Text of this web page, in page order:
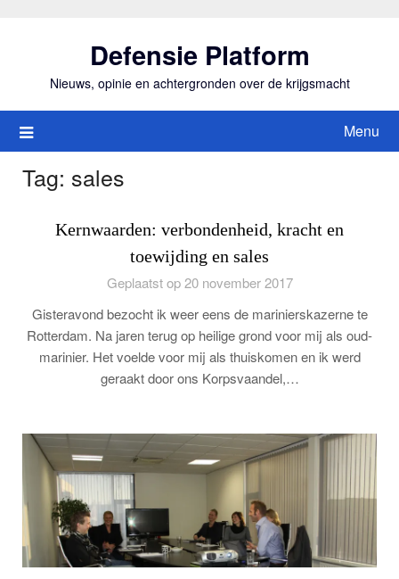
Defensie Platform
Nieuws, opinie en achtergronden over de krijgsmacht
Menu
Tag: sales
Kernwaarden: verbondenheid, kracht en
toewijding en sales
Geplaatst op 20 november 2017
Gisteravond bezocht ik weer eens de marinierskazerne te
Rotterdam. Na jaren terug op heilige grond voor mij als oud-
marinier. Het voelde voor mij als thuiskomen en ik werd
geraakt door ons Korpsvaandel,…